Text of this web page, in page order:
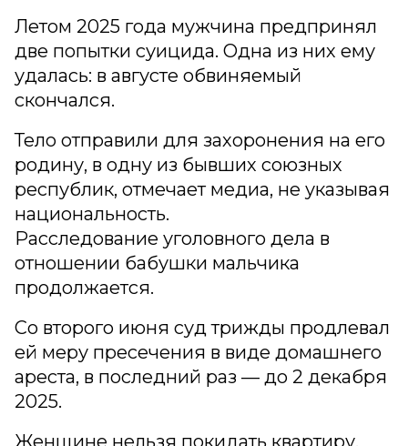
Летом 2025 года мужчина предпринял
две попытки суицида. Одна из них ему
удалась: в августе обвиняемый
скончался.
Тело отправили для захоронения на его
родину, в одну из бывших союзных
республик, отмечает медиа, не указывая
национальность.
Расследование уголовного дела в
отношении бабушки мальчика
продолжается.
Со второго июня суд трижды продлевал
ей меру пресечения в виде домашнего
ареста, в последний раз — до 2 декабря
2025.
Женщине нельзя покидать квартиру,